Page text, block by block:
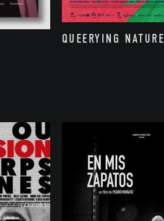
QUEERYING NATURE